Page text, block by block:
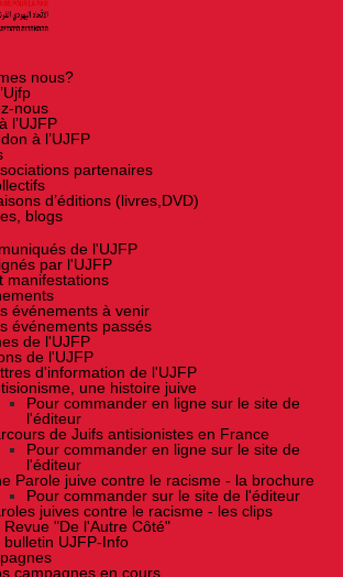
nous?
nous
l’UJFP
à l’UJFP
partenaires
d’éditions (livres,DVD)
blogs
de l'UJFP
par l'UJFP
manifestations
événements à venir
événements passés
de l'UJFP
de l'UJFP
d'information de l'UJFP
une histoire juive
Pour commander en ligne sur le site de
l'éditeur
de Juifs antisionistes en France
Pour commander en ligne sur le site de
l'éditeur
Parole juive contre le racisme - la brochure
Pour commander sur le site de l'éditeur
juives contre le racisme - les clips
Revue "De l'Autre Côté"
bulletin UJFP-Info
campagnes en cours